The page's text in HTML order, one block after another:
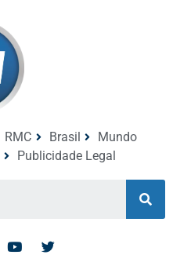
RMC Brasil
Mundo
Publicidade Legal